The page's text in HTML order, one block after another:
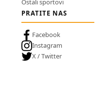
Ostali sportovi
PRATITE NAS
Facebook
Instagram
X / Twitter